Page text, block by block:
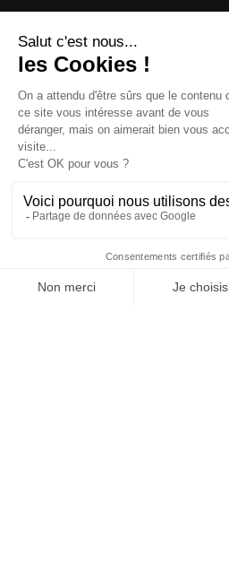
ASPRES-THUIR
Boulevard Violet, 66300 Thuir